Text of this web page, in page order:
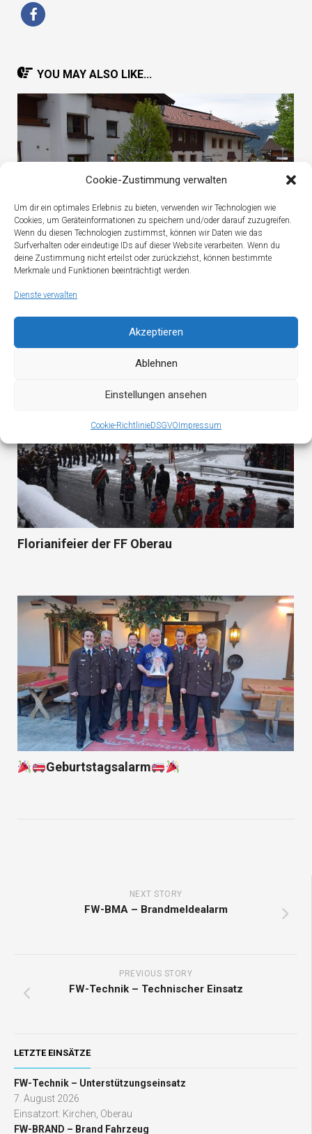
Cookie-Zustimmung verwalten
Um dir ein optimales Erlebnis zu bieten, verwenden wir Technologien wie
Cookies, um Geräteinformationen zu speichern und/oder darauf zuzugreifen.
Wenn du diesen Technologien zustimmst, können wir Daten wie das
Surfverhalten oder eindeutige IDs auf dieser Website verarbeiten. Wenn du
deine Zustimmung nicht erteilst oder zurückziehst, können bestimmte
Merkmale und Funktionen beeinträchtigt werden.
Dienste verwalten
Akzeptieren
Ablehnen
Einstellungen ansehen
Cookie-RichtlinieDSGVOImpressum
YOU MAY ALSO LIKE...
Florianifeier der FF Oberau
Florianifeier der FF Oberau
Geburtstagsalarm
NEXT STORY
FW-BMA – Brandmeldealarm
PREVIOUS STORY
FW-Technik – Technischer Einsatz
LETZTE EINSÄTZE
FW-Technik – Unterstützungseinsatz
7. August 2026
Einsatzort: Kirchen, Oberau
FW-BRAND – Brand Fahrzeug